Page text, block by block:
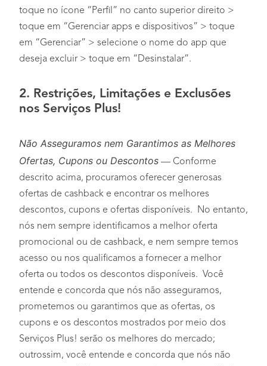
toque no ícone “Perfil” no canto superior direito >
toque em “Gerenciar apps e dispositivos” > toque
em “Gerenciar” > selecione o nome do app que
deseja excluir > toque em “Desinstalar”.
2. Restrições, Limitações e Exclusões
nos Serviços Plus!
Não Asseguramos nem Garantimos as Melhores
Ofertas, Cupons ou Descontos — Conforme
descrito acima, procuramos oferecer generosas
ofertas de cashback e encontrar os melhores
descontos, cupons e ofertas disponíveis. No entanto,
nós nem sempre identificamos a melhor oferta
promocional ou de cashback, e nem sempre temos
acesso ou nos qualificamos a fornecer a melhor
oferta ou todos os descontos disponíveis. Você
entende e concorda que nós não asseguramos,
prometemos ou garantimos que as ofertas, os
cupons e os descontos mostrados por meio dos
Serviços Plus! serão os melhores do mercado;
outrossim, você entende e concorda que nós não